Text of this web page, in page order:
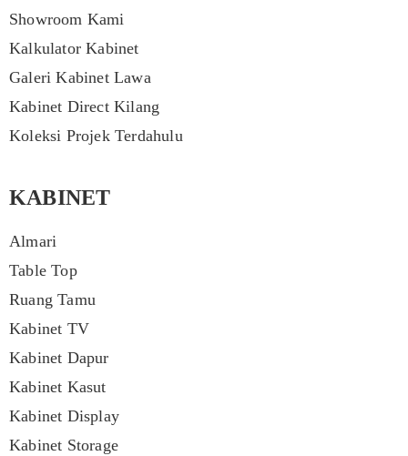
Showroom Kami
Kalkulator Kabinet
Galeri Kabinet Lawa
Kabinet Direct Kilang
Koleksi Projek Terdahulu
KABINET
Almari
Table Top
Ruang Tamu
Kabinet TV
Kabinet Dapur
Kabinet Kasut
Kabinet Display
Kabinet Storage